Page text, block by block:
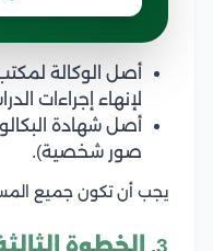
أصل الوكالة
لإنهاء إجراءات
صور شخصية).
يجب أن تكون جميع
3. الخطوة